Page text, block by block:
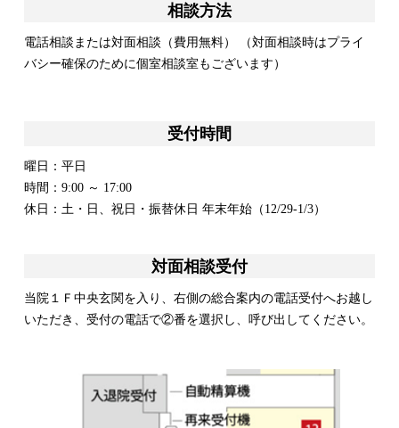
相談方法
電話相談または対面相談（費用無料） （対面相談時はプライ
バシー確保のために個室相談室もございます）
受付時間
曜日：平日
時間：9:00 ～ 17:00
休日：土・日、祝日・振替休日 年末年始（12/29-1/3）
対面相談受付
当院１Ｆ中央玄関を入り、右側の総合案内の電話受付へお越し
いただき、受付の電話で②番を選択し、呼び出してください。